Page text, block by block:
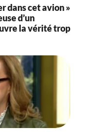
dans cet avion »
d’un
la vérité trop